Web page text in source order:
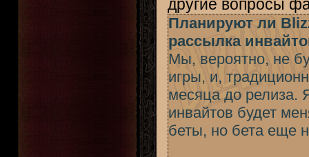
другие вопросы
Планируют ли
рассылка
Мы, вероятно, не
игры, и,
месяца до релиза.
инвайтов будет
беты, но бета еще